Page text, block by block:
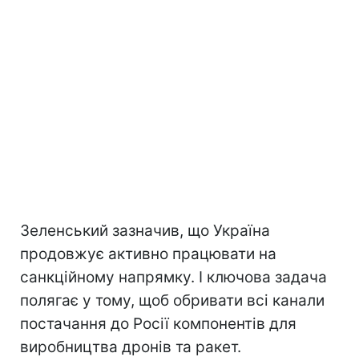
Зеленський зазначив, що Україна
продовжує активно працювати на
санкційному напрямку. І ключова задача
полягає у тому, щоб обривати всі канали
постачання до Росії компонентів для
виробництва дронів та ракет.